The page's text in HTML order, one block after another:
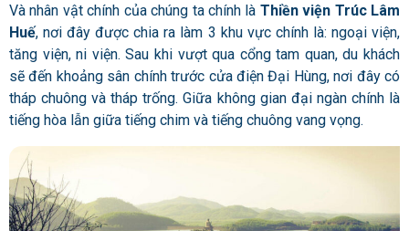
Và nhân vật chính của chúng ta chính là Thiền viện Trúc Lâm
Huế, nơi đây được chia ra làm 3 khu vực chính là: ngoại viện,
tăng viện, ni viện. Sau khi vượt qua cổng tam quan, du khách
sẽ đến khoảng sân chính trước cửa điện Đại Hùng, nơi đây có
tháp chuông và tháp trống. Giữa không gian đại ngàn chính là
tiếng hòa lẫn giữa tiếng chim và tiếng chuông vang vọng.